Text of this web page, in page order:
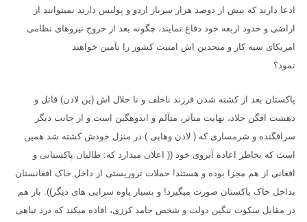
ادعا دارند که بیش از دوصد هزار سرباز اردو و پولیس دارند نمیتوانند از
اراضی و حدود اربعه خود دفاع نمایند، چگونه بعد از خروج نیروهای نظامی
امریکای سیه کار و متحدین اش امنیت کشور را تآمین خواهند
نمود؟
پاکستان بعد از کشته شدن فرزند ناخلف و نا حلال اش (بن لادن) قاتل و
دهشت افگن جلاد، نهایت متآثر، متآلم و اندوهگین است و از جانب دیگر
سرافگنده و شرمساری که ( لادن وهابی ) در منزل خودش کشته شد.همین
است که بخاطر اعاده آبروی خود (( اعلان میدارد که: طالبان پاکستانی و
افغانی از هم مجزا بوده و هستند! حملات تروریستی از داخل خاک افغانستان
بداخل خاک پاکستان صورت میگیرد! و بسیار یاوه سرایی های دیگر )) . باز هم
در مقابل سکوت ننگین دولت و شخص حامد کرزی، افاده میکند که درد تباهی